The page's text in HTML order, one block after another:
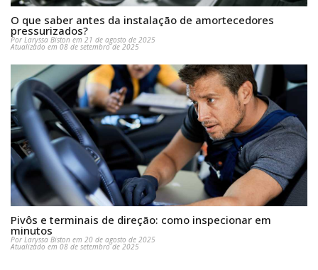
O que saber antes da instalação de amortecedores
pressurizados?
Por Laryssa Biston em 21 de agosto de 2025
Atualizado em 08 de setembro de 2025
Pivôs e terminais de direção: como inspecionar em
minutos
Por Laryssa Biston em 20 de agosto de 2025
Atualizado em 08 de setembro de 2025